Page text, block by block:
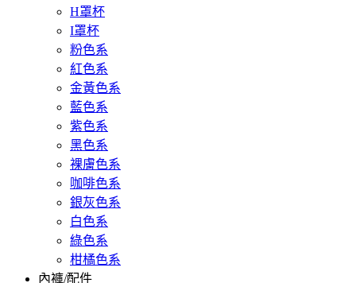
H罩杯
I罩杯
粉色系
紅色系
金黃色系
藍色系
紫色系
黑色系
裸膚色系
咖啡色系
銀灰色系
白色系
綠色系
柑橘色系
內褲/配件